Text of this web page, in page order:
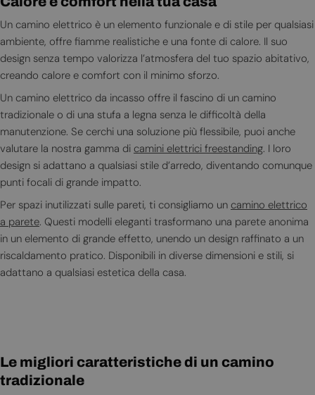
Un camino elettrico è un elemento funzionale e di stile per qualsiasi
ambiente, offre fiamme realistiche e una fonte di calore. Il suo
design senza tempo valorizza l’atmosfera del tuo spazio abitativo,
creando calore e comfort con il minimo sforzo.
Un camino elettrico da incasso offre il fascino di un camino
tradizionale o di una stufa a legna senza le difficoltà della
manutenzione. Se cerchi una soluzione più flessibile, puoi anche
valutare la nostra gamma di camini elettrici freestanding. I loro
design si adattano a qualsiasi stile d’arredo, diventando comunque
punti focali di grande impatto.
Per spazi inutilizzati sulle pareti, ti consigliamo un camino elettrico
a parete. Questi modelli eleganti trasformano una parete anonima
in un elemento di grande effetto, unendo un design raffinato a un
riscaldamento pratico. Disponibili in diverse dimensioni e stili, si
adattano a qualsiasi estetica della casa.
Le migliori caratteristiche di un camino
tradizionale